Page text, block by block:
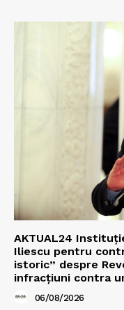
AKTUAL24
Iliescu pentru
istoric” despre
infracțiuni contra
06/08/2026